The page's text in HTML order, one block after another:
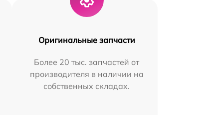
Оригинальные запчасти
Более 20 тыс. запчастей от
производителя в наличии на
собственных складах.